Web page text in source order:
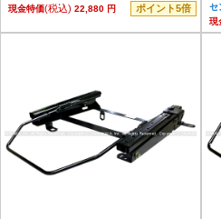
現金特価(税込) 22,880 円 ポイント5倍
セ
現